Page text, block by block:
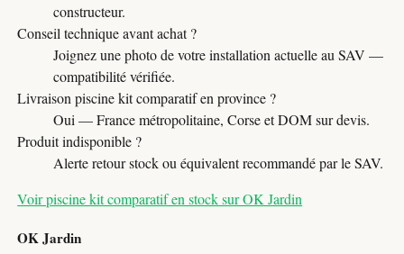
constructeur.
Conseil technique avant achat ?
Joignez une photo de votre installation actuelle au SAV —
compatibilité vérifiée.
Livraison piscine kit comparatif en province ?
Oui — France métropolitaine, Corse et DOM sur devis.
Produit indisponible ?
Alerte retour stock ou équivalent recommandé par le SAV.
Voir piscine kit comparatif en stock sur OK Jardin
OK Jardin